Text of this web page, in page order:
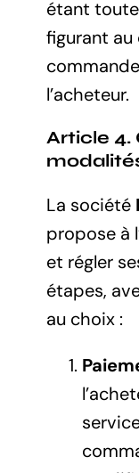
étant
figurant au
l’acheteur.
Article
La société
propose à
et régler
étapes,
au choix :